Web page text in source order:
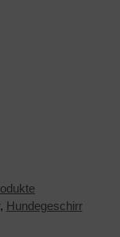
, Hundegeschirr